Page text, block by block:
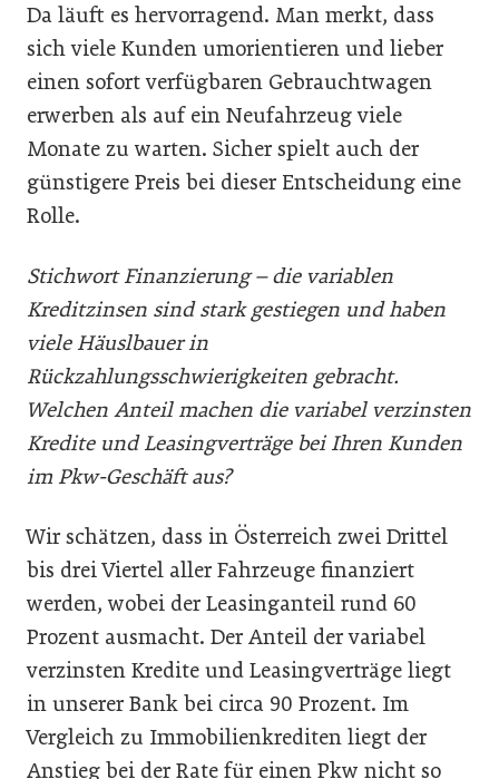
Da läuft es hervorragend. Man merkt, dass
sich viele Kunden umorientieren und lieber
einen sofort verfügbaren Gebrauchtwagen
erwerben als auf ein Neufahrzeug viele
Monate zu warten. Sicher spielt auch der
günstigere Preis bei dieser Entscheidung eine
Rolle.
Stichwort Finanzierung – die variablen
Kreditzinsen sind stark gestiegen und haben
viele Häuslbauer in
Rückzahlungsschwierigkeiten gebracht.
Welchen Anteil machen die variabel verzinsten
Kredite und Leasingverträge bei Ihren Kunden
im Pkw-Geschäft aus?
Wir schätzen, dass in Österreich zwei Drittel
bis drei Viertel aller Fahrzeuge finanziert
werden, wobei der Leasinganteil rund 60
Prozent ausmacht. Der Anteil der variabel
verzinsten Kredite und Leasingverträge liegt
in unserer Bank bei circa 90 Prozent. Im
Vergleich zu Immobilienkrediten liegt der
Anstieg bei der Rate für einen Pkw nicht so